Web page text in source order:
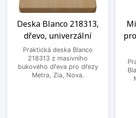
Deska Blanco 218313,
dřevo, univerzální
Praktická deska Blanco
218313 z masivního
bukového dřeva pro dřezy
Metra, Zia, Nova.